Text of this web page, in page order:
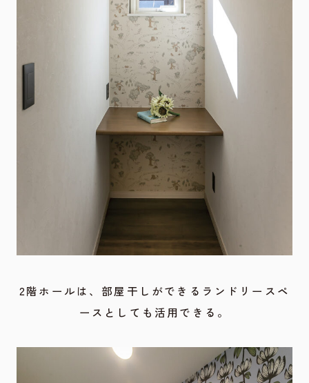
2階ホールは、部屋干しができるランドリースペ
ースとしても活用できる。